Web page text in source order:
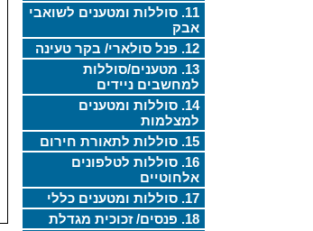
11. סוללות ומטענים לשואבי
אבק
12. פנל סולארי/ בקר טעינה
13. מטענים/סוללות
למחשבים ניידים
14. סוללות ומטענים
למצלמות
15. סוללות לתאורת חירום
16. סוללות לטלפונים
אלחוטיים
17. סוללות ומטענים כללי
18. פנסים/ זכוכית מגדלת